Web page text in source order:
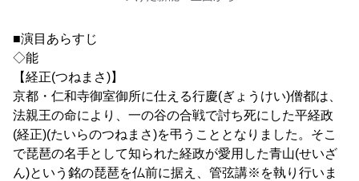
■演目あらすじ
◇能
【経正(つねまさ)】
京都・仁和寺御室御所に仕える行慶(ぎょうけい)僧都は、
法親王の命により、一の谷の合戦で討ち死にした平経政
(経正)(たいらのつねまさ)を弔うこととなりました。そこ
で琵琶の名手として知られた経政が愛用した青山(せいざ
ん)という銘の琵琶を仏前に据え、管弦講※を執り行いま